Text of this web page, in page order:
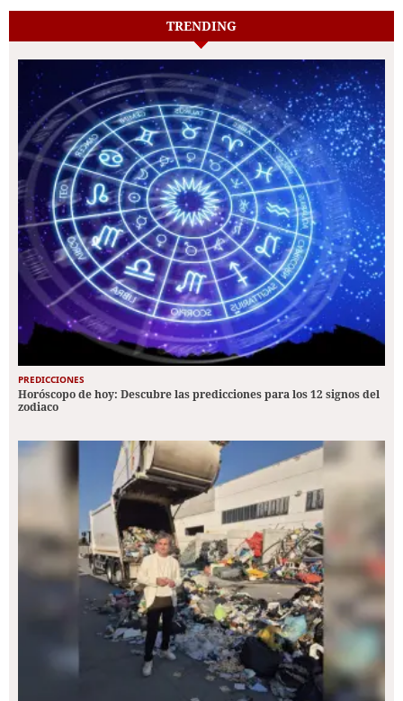
TRENDING
PREDICCIONES
Horóscopo de hoy: Descubre las predicciones para los 12 signos del
zodiaco